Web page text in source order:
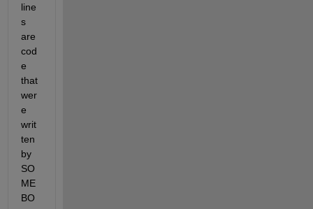
line
s
are
cod
e
that
wer
e
writ
ten
by
SO
ME
BO